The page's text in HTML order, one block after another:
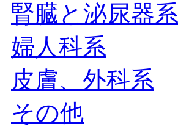
腎臓と泌尿器系
婦人科系
皮膚、外科系
その他